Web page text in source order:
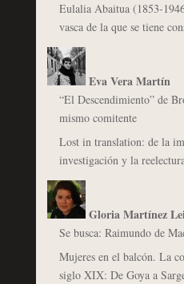
Eulalia Abaitua (1853-
vasca de la que se tiene
Eva Vera Martín
“El Descendimiento” de
mismo comitente
Lost in translation: de la
investigación y la
Gloria Martínez
Se busca: Raimundo de
Mujeres en el balcón. La
siglo XIX: De Goya a